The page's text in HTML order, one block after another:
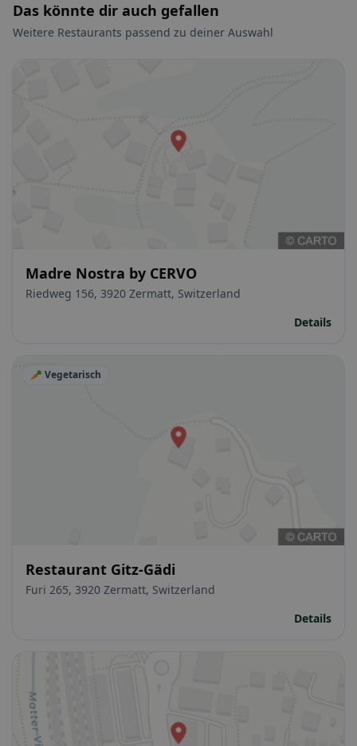
Das könnte dir auch gefallen
Weitere Restaurants passend zu deiner Auswahl
Madre Nostra by CERVO
Riedweg 156, 3920 Zermatt, Switzerland
Details
🥕 Vegetarisch
Restaurant Gitz-Gädi
Furi 265, 3920 Zermatt, Switzerland
Details